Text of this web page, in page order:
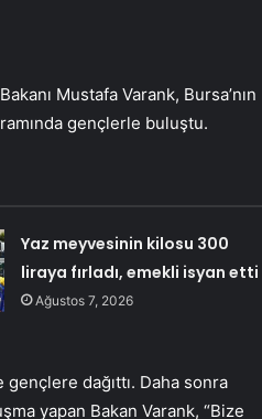
Mustafa Varank, Bursa’nın
gençlerle buluştu.
Yaz meyvesinin kilosu 300
liraya fırladı, emekli isyan etti
Ağustos 7, 2026
dağıttı. Daha sonra
yapan Bakan Varank, “Bize